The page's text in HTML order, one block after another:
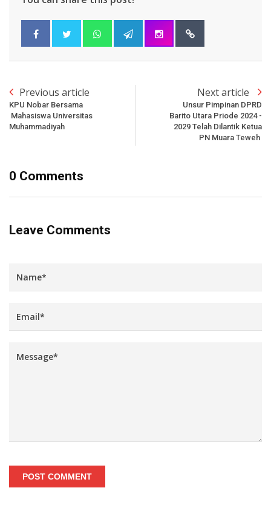
Previous article
KPU Nobar Bersama
Mahasiswa Universitas
Muhammadiyah
Next article
Unsur Pimpinan DPRD
Barito Utara Priode 2024 -
2029 Telah Dilantik Ketua
PN Muara Teweh
0 Comments
Leave Comments
POST COMMENT